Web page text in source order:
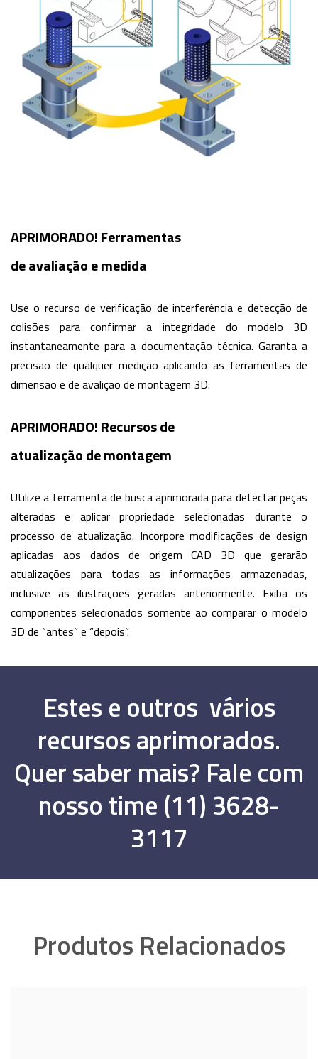
APRIMORADO! Ferramentas
de avaliação e medida
Use o recurso de verificação de interferência e detecção de
colisões para confirmar a integridade do modelo 3D
instantaneamente para a documentação técnica. Garanta a
precisão de qualquer medição aplicando as ferramentas de
dimensão e de avalição de montagem 3D.
APRIMORADO! Recursos de
atualização de montagem
Utilize a ferramenta de busca aprimorada para detectar peças
alteradas e aplicar propriedade selecionadas durante o
processo de atualização. Incorpore modificações de design
aplicadas aos dados de origem CAD 3D que gerarão
atualizações para todas as informações armazenadas,
inclusive as ilustrações geradas anteriormente. Exiba os
componentes selecionados somente ao comparar o modelo
3D de “antes” e “depois”.
Estes e outros vários
recursos aprimorados.
Quer saber mais? Fale com
nosso time (11) 3628-
3117
Produtos Relacionados